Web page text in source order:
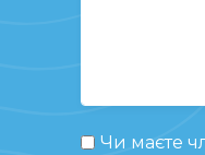
Чи маєте